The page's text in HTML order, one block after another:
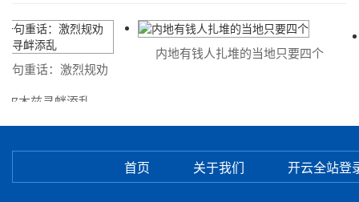
重话：激烈规劝
木兹寻衅添乱
内地有钱人扎堆的当地只要四个
首页 关于我们 开云全站登